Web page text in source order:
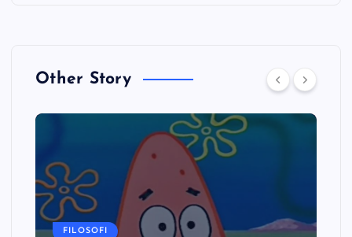
Other Story
FILOSOFI